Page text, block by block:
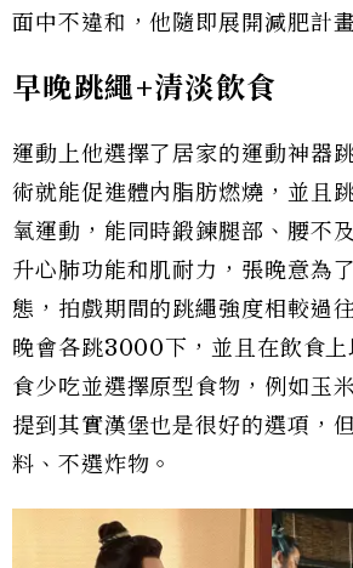
面中不違和，他隨即展開減肥計畫
早晚跳繩+清淡飲食
運動上他選擇了居家的運動神器
術就能促進體內脂肪燃燒，並且
氧運動，能同時鍛鍊腿部、腰不
升心肺功能和肌耐力，張晚意為
態，拍戲期間的跳繩強度相較過
晚會各跳3000下，並且在飲食上
食少吃並選擇原型食物，例如玉
提到其實漢堡也是很好的選項，
料、不選炸物。